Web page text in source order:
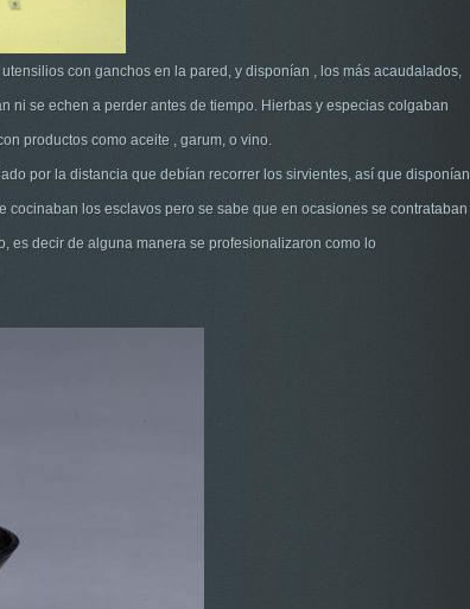
con ganchos en la pared, y disponían , los más acaudalados,
ni se echen a perder antes de tiempo. Hierbas y especias colgaban
productos como aceite , garum, o vino.
por la distancia que debían recorrer los sirvientes, así que disponían
los esclavos pero se sabe que en ocasiones se contrataban
es decir de alguna manera se profesionalizaron como lo